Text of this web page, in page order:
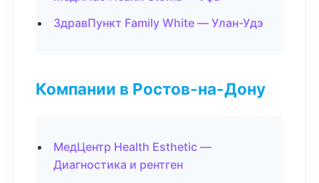
ЗдравПункт Family White — Улан-Удэ
Компании в Ростов-на-Дону
МедЦентр Health Esthetic —
Диагностика и рентген